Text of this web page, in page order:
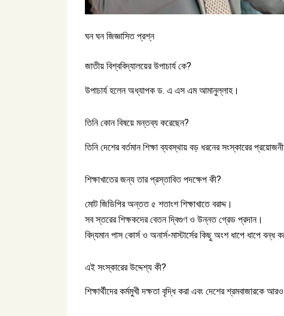
ঘন ঘন জিজ্ঞাসিত প্রশ্ন
জাতীয় বিশ্ববিদ্যালয়ের উপাচার্য কে?
উপাচার্য হলেন অধ্যাপক ড. এ এস এম আমানুল্লাহ।
তিনি কোন বিষয়ে মন্তব্য করেছেন?
তিনি দেশের বর্তমান শিক্ষা ব্যবস্থায় বড় ধরনের সংস্কারের
শিক্ষাখাতের জন্য তার প্রস্তাবিত পদক্ষেপ কী?
মোট জিডিপির অন্তত ৫ শতাংশ শিক্ষাখাতে বরাদ্দ।
সব স্তরের শিক্ষকদের বেতন দ্বিগুণ ও উন্নত গ্রেড প্রদান।
বিদ্যমান পাস কোর্স ও অনার্স-মাস্টার্সের কিছু অংশ ধাপে ধাপে বন্ধ
এই সংস্কারের উদ্দেশ্য কী?
শিক্ষার্থীদের কর্মমুখী দক্ষতা বৃদ্ধি করা এবং দেশের শ্রমবাজারকে